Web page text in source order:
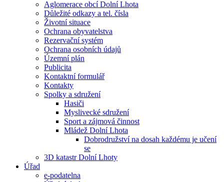
Aglomerace obcí Dolní Lhota
Důležité odkazy a tel. čísla
Životní situace
Ochrana obyvatelstva
Rezervační systém
Ochrana osobních údajů
Územní plán
Publicita
Kontaktní formulář
Kontakty
Spolky a sdružení
Hasiči
Myslivecké sdružení
Sport a zájmová činnost
Mládež Dolní Lhota
Dobrodružství na dosah každému je učení
se
3D katastr Dolní Lhoty
Úřad
e-podatelna